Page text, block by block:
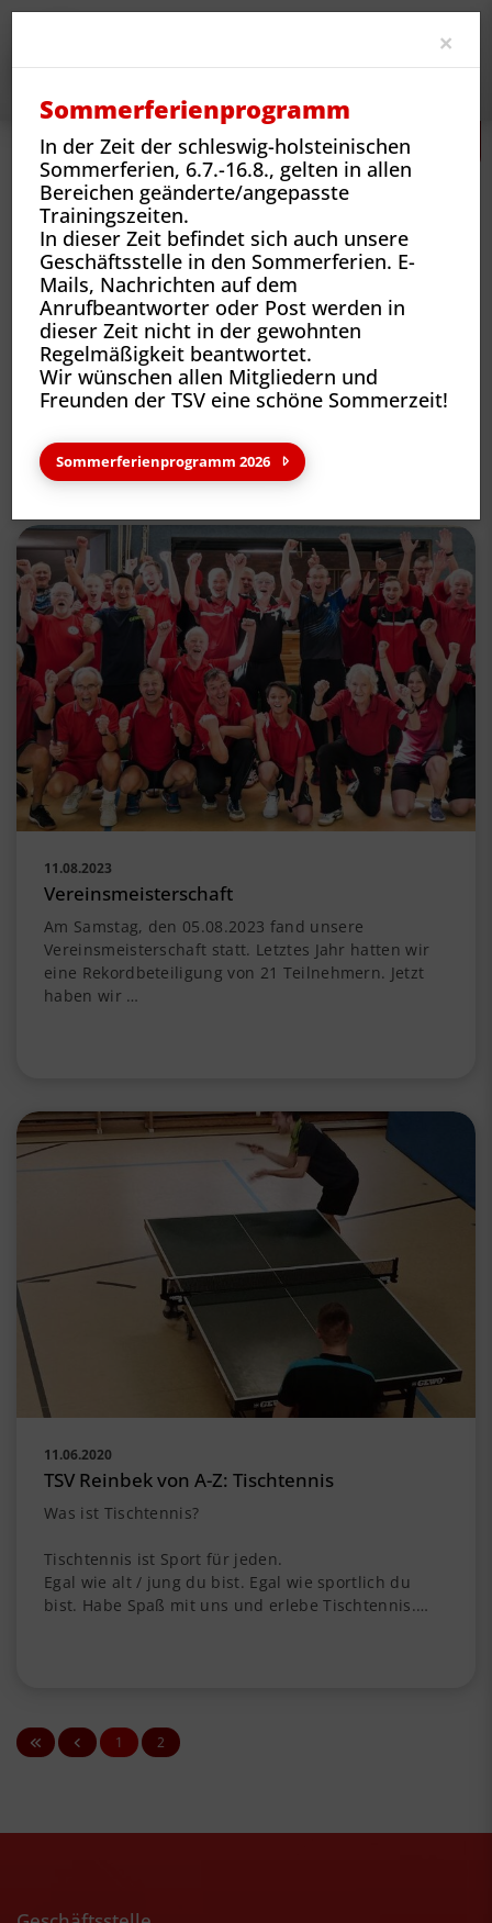
Sportarten Sportangebote und Abteilungen
Aktuelles
Neuigkeiten & wichtige
11.08.2023
Vereinsmeisterschaft
Am Samstag, den 05.08.2023 fand unsere
Vereinsmeisterschaft statt. Letztes Jahr hatten wir
eine Rekordbeteiligung von 21 Teilnehmern. Jetzt
haben wir …
11.06.2020
TSV Reinbek von A-Z: Tischtennis
Was ist Tischtennis?
Tischtennis ist Sport für jeden.
Egal wie alt / jung du bist. Egal wie sportlich du
bist. Habe Spaß mit uns und erlebe Tischtennis.…
1 2
×
Sommerferienprogramm
In der Zeit der schleswig-holsteinischen
Sommerferien, 6.7.-16.8., gelten in allen
Bereichen geänderte/angepasste
Trainingszeiten.
In dieser Zeit befindet sich auch unsere
Geschäftsstelle in den Sommerferien. E-
Mails, Nachrichten auf dem
Anrufbeantworter oder Post werden in
dieser Zeit nicht in der gewohnten
Regelmäßigkeit beantwortet.
Wir wünschen allen Mitgliedern und
Freunden der TSV eine schöne Sommerzeit!
Sommerferienprogramm 2026